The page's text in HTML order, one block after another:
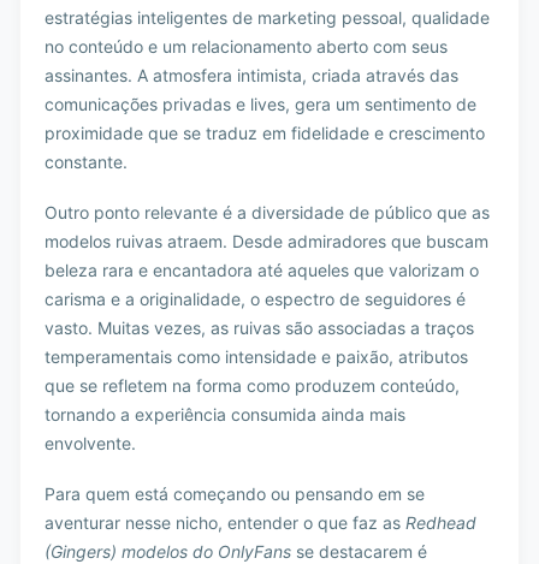
estratégias inteligentes de marketing pessoal, qualidade
no conteúdo e um relacionamento aberto com seus
assinantes. A atmosfera intimista, criada através das
comunicações privadas e lives, gera um sentimento de
proximidade que se traduz em fidelidade e crescimento
constante.
Outro ponto relevante é a diversidade de público que as
modelos ruivas atraem. Desde admiradores que buscam
beleza rara e encantadora até aqueles que valorizam o
carisma e a originalidade, o espectro de seguidores é
vasto. Muitas vezes, as ruivas são associadas a traços
temperamentais como intensidade e paixão, atributos
que se refletem na forma como produzem conteúdo,
tornando a experiência consumida ainda mais
envolvente.
Para quem está começando ou pensando em se
aventurar nesse nicho, entender o que faz as Redhead
(Gingers) modelos do OnlyFans se destacarem é